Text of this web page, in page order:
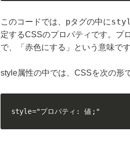
このコードでは、pタグの中に
定するCSSのプロパティです。プ
で、「赤色にする」という意味です
style属性の中では、CSSを次の形
style="プロパティ: 値;"